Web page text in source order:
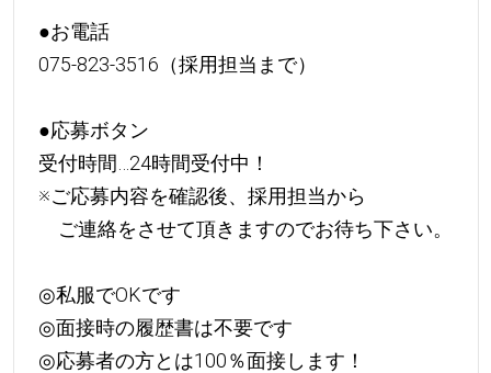
●お電話
075-823-3516（採用担当まで）
●応募ボタン
受付時間…24時間受付中！
※ご応募内容を確認後、採用担当から
ご連絡をさせて頂きますのでお待ち下さい。
◎私服でOKです
◎面接時の履歴書は不要です
◎応募者の方とは100％面接します！